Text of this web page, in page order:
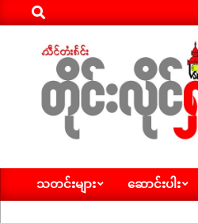
to
Search
ရှမ်း
နီ
Primary
သတင်းများ ဆောင်းပါး